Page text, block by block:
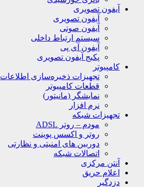
آیفون تصویری
آیفون تصویری
آیفون صوتی
سیستم ارتباط داخلی
آیفون آی پی
پکیج آیفون تصویری
کامپیوتر
تجهیزات ذخیره‌سازی اطلاعات
قطعات کامپیوتر
نمایشگر (مانیتور)
نرم افزار
تجهیزات شبکه
مودم – روتر ADSL
روتر و اکسس پوینت
دوربین های امنیتی و نظارتی
اتصالات شبکه
آنتن مرکزی
اعلام حریق
دزدگیر